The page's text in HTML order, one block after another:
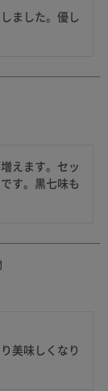
ました。優し
えます。セッ
す。黒七味も
美味しくなり